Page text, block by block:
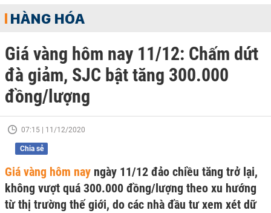
HÀNG HÓA
Giá vàng hôm nay 11/12: Chấm dứt
đà giảm, SJC bật tăng 300.000
đồng/lượng
07:15 | 11/12/2020
Chia sẻ
Giá vàng hôm nay ngày 11/12 đảo chiều tăng trở lại,
không vượt quá 300.000 đồng/lượng theo xu hướng
từ thị trường thế giới, do các nhà đầu tư xem xét dữ